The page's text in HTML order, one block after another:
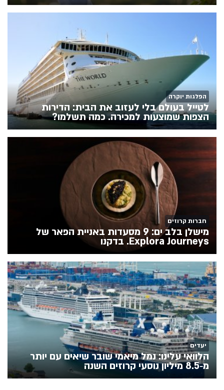
הפלגות יוקרה
לטייל בעולם בלי לעזוב את הבית: הדירות
הצפות שמוצעות למכירה. כמה תשלמו?
חברות קרוזים
מישלן בלב ים: 9 מסעדות באניית הפאר של
Explora Journeys. בדקנו
יעדים
הלוואי עלינו: נמל מיאמי שובר שיאים עם יותר
מ‑8.5 מיליון נוסעי קרוזים השנה